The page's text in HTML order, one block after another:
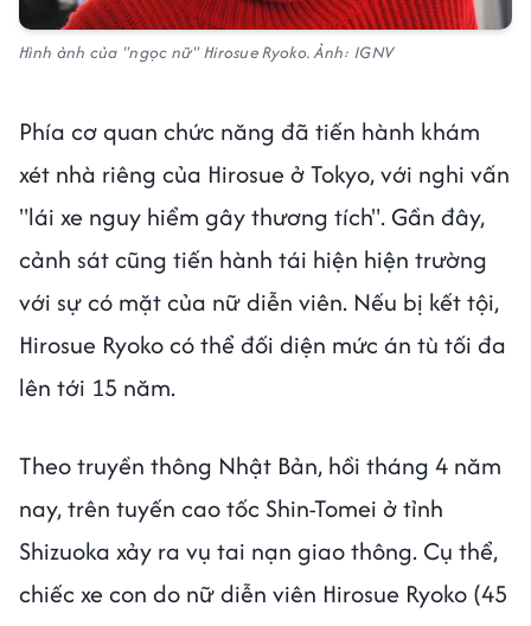
Hình ảnh của "ngọc nữ" Hirosue Ryoko. Ảnh: IGNV
Phía cơ quan chức năng đã tiến hành khám
xét nhà riêng của Hirosue ở Tokyo, với nghi vấn
"lái xe nguy hiểm gây thương tích". Gần đây,
cảnh sát cũng tiến hành tái hiện hiện trường
với sự có mặt của nữ diễn viên. Nếu bị kết tội,
Hirosue Ryoko có thể đối diện mức án tù tối đa
lên tới 15 năm.
Theo truyền thông Nhật Bản, hồi tháng 4 năm
nay, trên tuyến cao tốc Shin-Tomei ở tỉnh
Shizuoka xảy ra vụ tai nạn giao thông. Cụ thể,
chiếc xe con do nữ diễn viên Hirosue Ryoko (45